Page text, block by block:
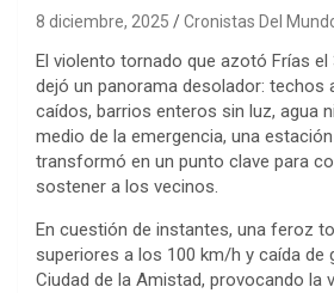
8 diciembre, 2025 Cronistas Del
El violento tornado que azotó Frías el
dejó un panorama desolador: techos
caídos, barrios enteros sin luz, agua
medio de la emergencia, una
transformó en un punto clave para
sostener a los vecinos.
En cuestión de instantes, una feroz
superiores a los 100 km/h y caída de
Ciudad de la Amistad, provocando la